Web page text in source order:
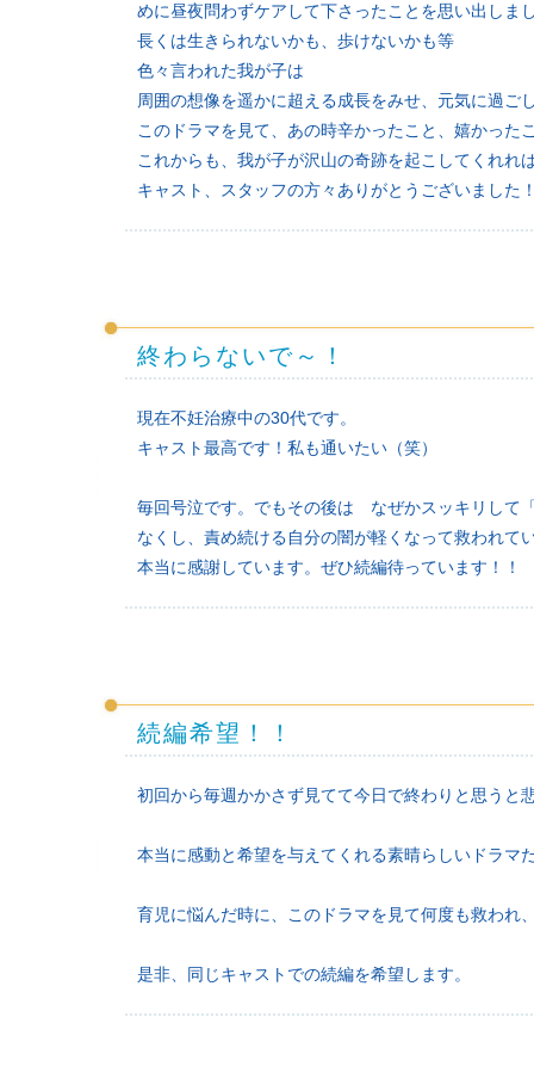
めに昼夜問わずケアして下さったことを思い出しま
長くは生きられないかも、歩けないかも等
色々言われた我が子は
周囲の想像を遥かに超える成長をみせ、元気に過ご
このドラマを見て、あの時辛かったこと、嬉かった
これからも、我が子が沢山の奇跡を起こしてくれ
キャスト、スタッフの方々ありがとうございました
終わらないで～！
現在不妊治療中の30代です。
キャスト最高です！私も通いたい（笑）
毎回号泣です。でもその後は なぜかスッキリして
なくし、責め続ける自分の闇が軽くなって救われて
本当に感謝しています。ぜひ続編待っています！！
続編希望！！
初回から毎週かかさず見てて今日で終わりと思うと
本当に感動と希望を与えてくれる素晴らしいドラマ
育児に悩んだ時に、このドラマを見て何度も救われ
是非、同じキャストでの続編を希望します。